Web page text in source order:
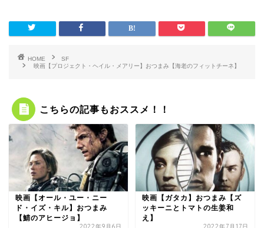
HOME
SF
映画【プロジェクト・ヘイル・メアリー】おつまみ【海老のフィットチーネ】
こちらの記事もおススメ！！
映画【オール・ユー・ニー
ド・イズ・キル】おつまみ
【鯖のアヒージョ】
映画【ガタカ】おつまみ【ズ
ッキーニとトマトの生姜和
え】